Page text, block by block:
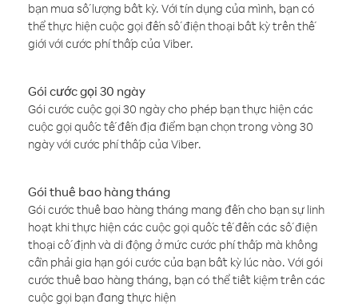
bạn mua số lượng bất kỳ. Với tín dụng của mình, bạn có
thể thực hiện cuộc gọi đến số điện thoại bất kỳ trên thế
giới với cước phí thấp của Viber.
Gói cước gọi 30 ngày
Gói cước cuộc gọi 30 ngày cho phép bạn thực hiện các
cuộc gọi quốc tế đến địa điểm bạn chọn trong vòng 30
ngày với cước phí thấp của Viber.
Gói thuê bao hàng tháng
Gói cước thuê bao hàng tháng mang đến cho bạn sự linh
hoạt khi thực hiện các cuộc gọi quốc tế đến các số điện
thoại cố định và di động ở mức cước phí thấp mà không
cần phải gia hạn gói cước của bạn bất kỳ lúc nào. Với gói
cước thuê bao hàng tháng, bạn có thể tiết kiệm trên các
cuộc gọi bạn đang thực hiện